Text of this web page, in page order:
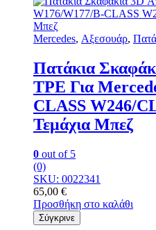
Mercedes, Αξεσουάρ,
Πατάκια
TPE Για
CLΑSS W246/
Τεμάχια Μπεζ
0 out of 5
(0)
SKU: 0022341
65,00 €
Προσθήκη στο καλάθι
Σύγκρινε